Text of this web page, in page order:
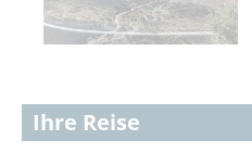
Ihre Reise